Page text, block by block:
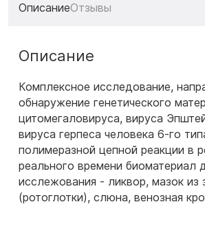
ОписаниеОтзывы
Описание
Комплексное исследование,
обнаружение генетического
цитомегаловируса, вируса
вируса герпеса человека 6-го
полимеразной цепной реакции в
реального времени биоматериал
исслежования - ликвор, мазок из
(ротоглотки), слюна, венозная